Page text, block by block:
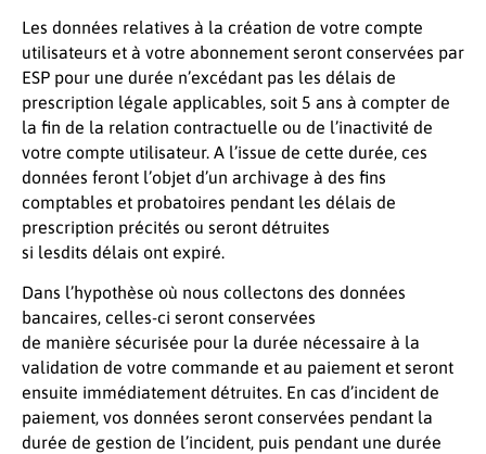
Les données relatives à la création de votre compte
utilisateurs et à votre abonnement seront conservées par
ESP pour une durée n’excédant pas les délais de
prescription légale applicables, soit 5 ans à compter de
la fin de la relation contractuelle ou de l’inactivité de
votre compte utilisateur. A l’issue de cette durée, ces
données feront l’objet d’un archivage à des fins
comptables et probatoires pendant les délais de
prescription précités ou seront détruites
si lesdits délais ont expiré.
Dans l’hypothèse où nous collectons des données
bancaires, celles-ci seront conservées
de manière sécurisée pour la durée nécessaire à la
validation de votre commande et au paiement et seront
ensuite immédiatement détruites. En cas d’incident de
paiement, vos données seront conservées pendant la
durée de gestion de l’incident, puis pendant une durée